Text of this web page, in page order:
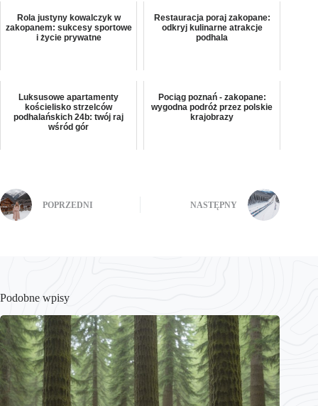
Rola justyny kowalczyk w
zakopanem: sukcesy sportowe
i życie prywatne
Restauracja poraj zakopane:
odkryj kulinarne atrakcje
podhala
Luksusowe apartamenty
kościelisko strzelców
podhalańskich 24b: twój raj
wśród gór
Pociąg poznań - zakopane:
wygodna podróż przez polskie
krajobrazy
POPRZEDNI NASTĘPNY
Podobne wpisy